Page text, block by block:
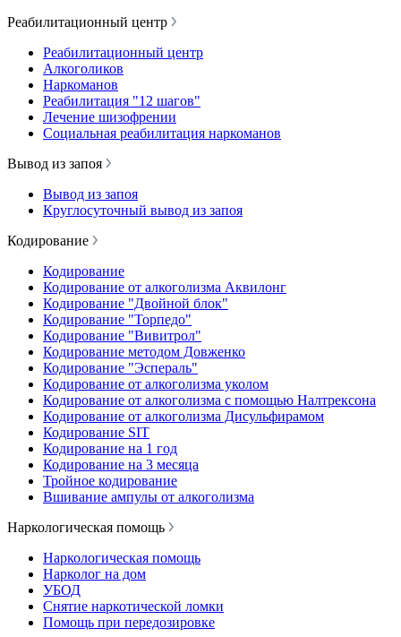
Реабилитационный центр
Реабилитационный центр
Алкоголиков
Наркоманов
Реабилитация "12 шагов"
Лечение шизофрении
Социальная реабилитация наркоманов
Вывод из запоя
Вывод из запоя
Круглосуточный вывод из запоя
Кодирование
Кодирование
Кодирование от алкоголизма Аквилонг
Кодирование "Двойной блок"
Кодирование "Торпедо"
Кодирование "Вивитрол"
Кодирование методом Довженко
Кодирование "Эспераль"
Кодирование от алкоголизма уколом
Кодирование от алкоголизма с помощью Налтрексона
Кодирование от алкоголизма Дисульфирамом
Кодирование SIT
Кодирование на 1 год
Кодирование на 3 месяца
Тройное кодирование
Вшивание ампулы от алкоголизма
Наркологическая помощь
Наркологическая помощь
Нарколог на дом
УБОД
Снятие наркотической ломки
Помощь при передозировке